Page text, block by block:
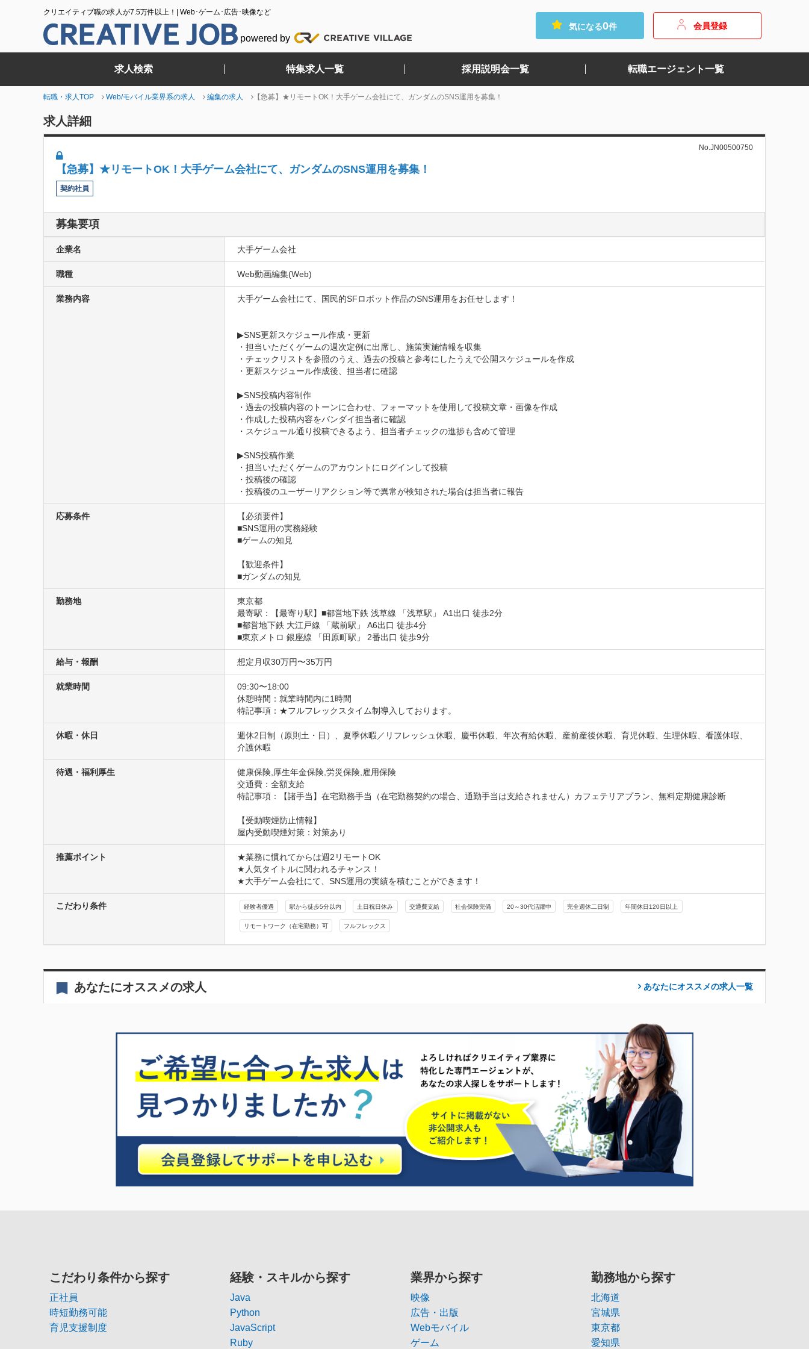
クリエイティブ職の求人が7.5万件以上！| Web･ゲーム･広告･映像など
powered by
気になる0件 会員登録
求人検索 特集求人一覧 採用説明会一覧 転職エージェント一覧
転職・求人TOP Web/モバイル業界系の求人 編集の求人 【急募】★リモートOK！大手ゲーム会社にて、ガンダムのSNS運用を募集！
求人詳細
【急募】★リモートOK！大手ゲーム会社にて、ガンダムのSNS運用を募集！
No.JN00500750
契約社員
募集要項
企業名 大手ゲーム会社
職種 Web動画編集(Web)
業務内容 大手ゲーム会社にて、国民的SFロボット作品のSNS運用をお任せします！
▶SNS更新スケジュール作成・更新
・担当いただくゲームの週次定例に出席し、施策実施情報を収集
・チェックリストを参照のうえ、過去の投稿と参考にしたうえで公開スケジュールを作成
・更新スケジュール作成後、担当者に確認
▶SNS投稿内容制作
・過去の投稿内容のトーンに合わせ、フォーマットを使用して投稿文章・画像を作成
・作成した投稿内容をバンダイ担当者に確認
・スケジュール通り投稿できるよう、担当者チェックの進捗も含めて管理
▶SNS投稿作業
・担当いただくゲームのアカウントにログインして投稿
・投稿後の確認
・投稿後のユーザーリアクション等で異常が検知された場合は担当者に報告
応募条件
【必須要件】
■SNS運用の実務経験
■ゲームの知見
【歓迎条件】
■ガンダムの知見
勤務地
東京都
最寄駅：【最寄り駅】■都営地下鉄 浅草線 「浅草駅」 A1出口 徒歩2分
■都営地下鉄 大江戸線 「蔵前駅」 A6出口 徒歩4分
■東京メトロ 銀座線 「田原町駅」 2番出口 徒歩9分
給与・報酬 想定月収30万円〜35万円
就業時間
09:30〜18:00
休憩時間：就業時間内に1時間
特記事項：★フルフレックスタイム制導入しております。
休暇・休日
週休2日制（原則土・日）、夏季休暇／リフレッシュ休暇、慶弔休暇、年次有給休暇、産前産後休暇、育児休暇、生理休暇、看護休暇、
介護休暇
待遇・福利厚生
健康保険,厚生年金保険,労災保険,雇用保険
交通費：全額支給
特記事項：【諸手当】在宅勤務手当（在宅勤務契約の場合、通勤手当は支給されません）カフェテリアプラン、無料定期健康診断
【受動喫煙防止情報】
屋内受動喫煙対策：対策あり
推薦ポイント
★業務に慣れてからは週2リモートOK
★人気タイトルに関われるチャンス！
★大手ゲーム会社にて、SNS運用の実績を積むことができます！
こだわり条件 経験者優遇 駅から徒歩5分以内 土日祝日休み 交通費支給 社会保険完備 20～30代活躍中 完全週休二日制 年間休日120日以上
リモートワーク（在宅勤務）可 フルフレックス
あなたにオススメの求人 あなたにオススメの求人一覧
こだわり条件から探す
正社員
時短勤務可能
育児支援制度
経験・スキルから探す
Java
Python
JavaScript
Ruby
業界から探す
映像
広告・出版
Webモバイル
ゲーム
勤務地から探す
北海道
宮城県
東京都
愛知県